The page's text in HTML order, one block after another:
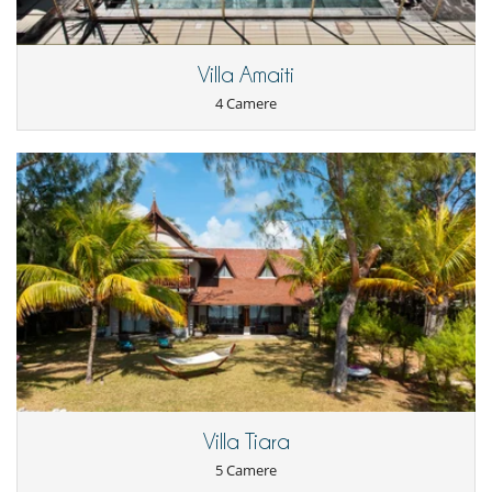
cuisine for you.
- Half-board (Breakfast + Dinner) :
=> from €110 per adult per night,
=> from €40 per child aged 6-12 per night,
- Full board (Breakfast + lunch + dinner) :
=> from €130 per adult per night,
=> from €50 per child aged 6-12 per night,
=> Free for children under 6.
Important note :Dining supplements are subject to a minimum
charge equivalent to 4 adults. If fewer than 4 adults, the minimum
charge applies.
OTHER SERVICES:
- Babysitting and childcare service,
- Personalised spa treatments,
- Fridge pre-stocking,
- Any other concierge service to enhance your stay.
- Non presentazione100 %del totale della prenotazione
Villa Amaiti
4 Camere
Villa Tiara
5 Camere